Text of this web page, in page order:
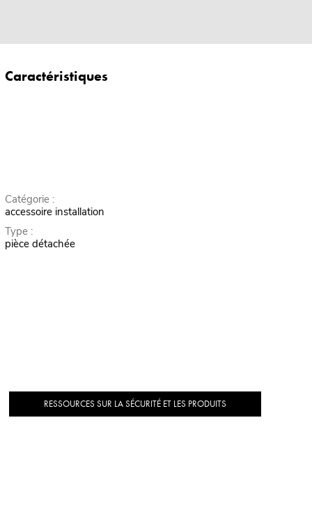
Caractéristiques
Catégorie :
accessoire installation
Type :
pièce détachée
RESSOURCES SUR LA SÉCURITÉ ET LES PRODUITS